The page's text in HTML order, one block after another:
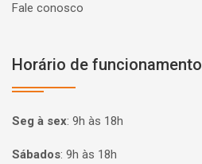
Fale conosco
Horário de funcionamento
Seg à sex: 9h às 18h
Sábados: 9h às 18h